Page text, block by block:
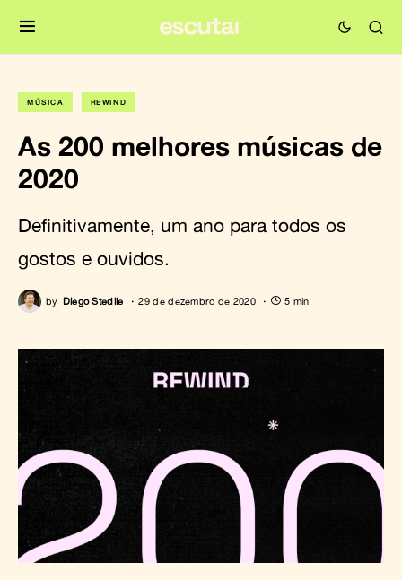
MÚSICA REWIND
As 200 melhores músicas de
2020
Definitivamente, um ano para todos os
gostos e ouvidos.
by Diego Stedile 29 de dezembro de 2020 5 min